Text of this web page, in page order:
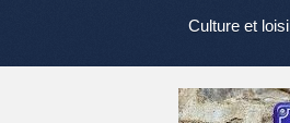
Culture et